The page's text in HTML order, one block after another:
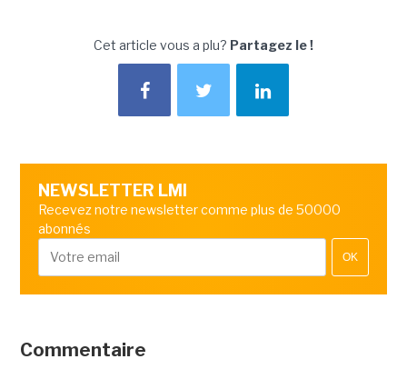
Cet article vous a plu? Partagez le !
NEWSLETTER LMI
Recevez notre newsletter comme plus de 50000
abonnés
OK
Commentaire